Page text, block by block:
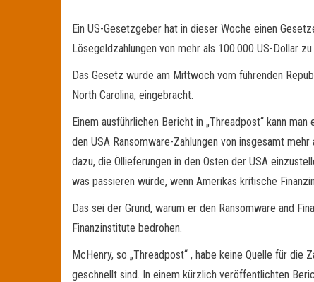
Ein US-Gesetzgeber hat in dieser Woche einen
Lösegeldzahlungen von mehr als 100.000 US-Dollar
Das Gesetz wurde am Mittwoch vom führenden
North Carolina, eingebracht.
Einem ausführlichen Bericht in „Threadpost“ kann
den USA Ransomware-Zahlungen von insgesamt
dazu, die Öllieferungen in den Osten der USA
was passieren würde, wenn Amerikas kritische
Das sei der Grund, warum er den Ransomware and
Finanzinstitute bedrohen.
McHenry, so „Threadpost“ , habe keine Quelle für
geschnellt sind. In einem kürzlich veröffentlichten